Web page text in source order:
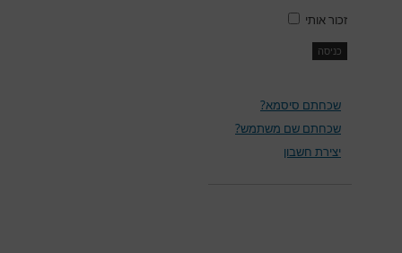
זכור אותי
שכחתם סיסמא?
שכחתם שם משתמש?
יצירת חשבון